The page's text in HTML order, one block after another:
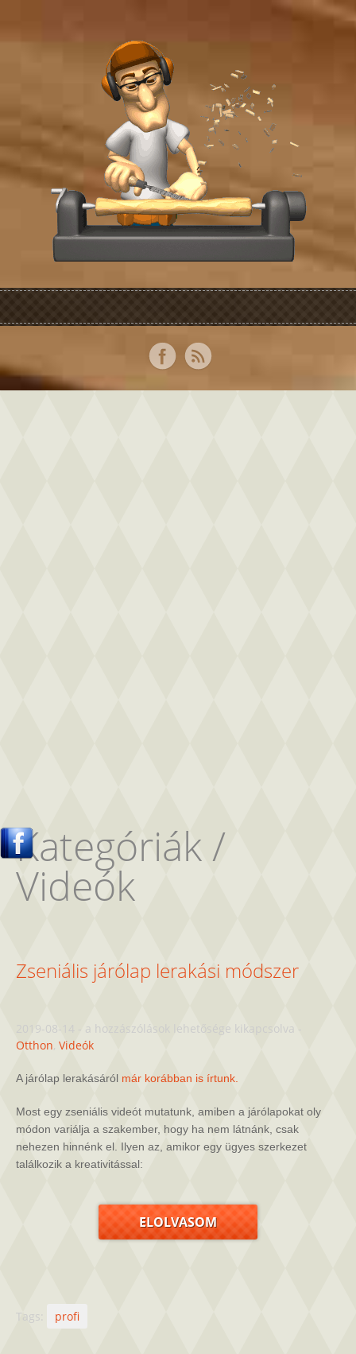
Kategóriák /
Videók
Zseniális járólap lerakási módszer
2019-08-14 - Zseniális
járólap
módszer
a hozzászólások lehetősége kikapcsolva -
Otthon, Videók
A járólap lerakásáról már korábban is írtunk.
Most egy zseniális videót mutatunk, amiben a járólapokat oly
módon variálja a szakember, hogy ha nem látnánk, csak
nehezen hinnénk el. Ilyen az, amikor egy ügyes szerkezet
találkozik a kreativitással:
ELOLVASOM
Tags: profi